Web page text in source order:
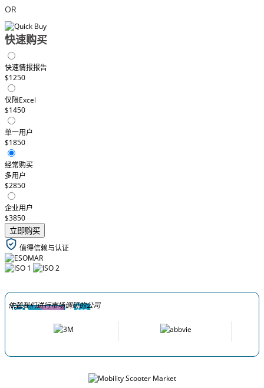
OR
快速购买
快速情报报告
$1250
仅限Excel
$1450
单一用户
$1850
经常购买
多用户
$2850
企业用户
$3850
立即购买
值得信赖与认证
依赖我们进行市场调研的公司